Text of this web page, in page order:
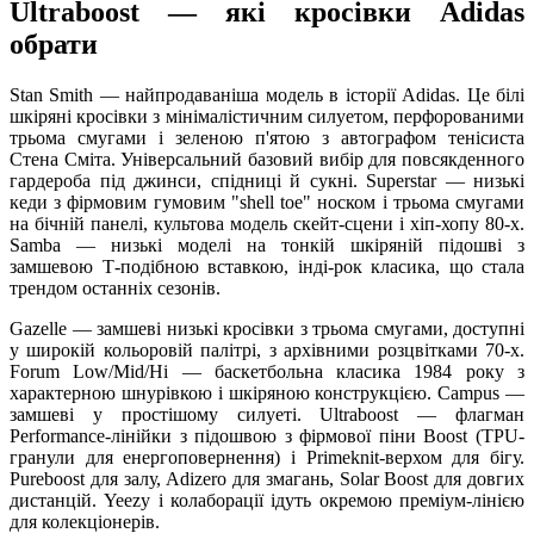
Ultraboost — які кросівки Adidas
обрати
Stan Smith — найпродаваніша модель в історії Adidas. Це білі
шкіряні кросівки з мінімалістичним силуетом, перфорованими
трьома смугами і зеленою п'ятою з автографом тенісиста
Стена Сміта. Універсальний базовий вибір для повсякденного
гардероба під джинси, спідниці й сукні. Superstar — низькі
кеди з фірмовим гумовим "shell toe" носком і трьома смугами
на бічній панелі, культова модель скейт-сцени і хіп-хопу 80-х.
Samba — низькі моделі на тонкій шкіряній підошві з
замшевою Т-подібною вставкою, інді-рок класика, що стала
трендом останніх сезонів.
Gazelle — замшеві низькі кросівки з трьома смугами, доступні
у широкій кольоровій палітрі, з архівними розцвітками 70-х.
Forum Low/Mid/Hi — баскетбольна класика 1984 року з
характерною шнурівкою і шкіряною конструкцією. Campus —
замшеві у простішому силуеті. Ultraboost — флагман
Performance-лінійки з підошвою з фірмової піни Boost (TPU-
гранули для енергоповернення) і Primeknit-верхом для бігу.
Pureboost для залу, Adizero для змагань, Solar Boost для довгих
дистанцій. Yeezy і колаборації ідуть окремою преміум-лінією
для колекціонерів.